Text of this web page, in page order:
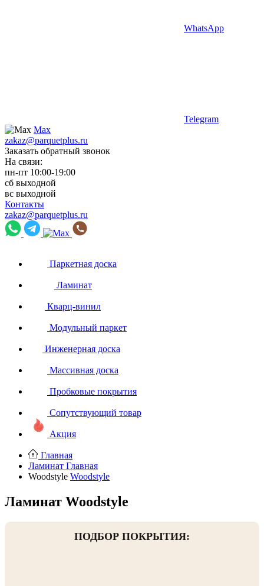
WhatsApp
Telegram
Max
zakaz@parquetplus.ru
Заказать обратный звонок
На связи:
пн-пт 10:00-19:00
сб выходной
вс выходной
Контакты
zakaz@parquetplus.ru
Паркетная доска
Ламинат
Кварц-винил
Модульный паркет
Инженерная доска
Массивная доска
Пробковые покрытия
Сопутствующий товар
Акция
Главная
Ламинат Главная
Woodstyle Woodstyle
Ламинат Woodstyle
ПОДБОР ПОКРЫТИЯ: